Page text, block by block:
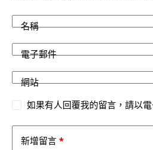
名稱
電子郵件
網站
如果有人回覆我的留言，請以
新增留言 *